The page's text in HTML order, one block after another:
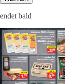
endet bald